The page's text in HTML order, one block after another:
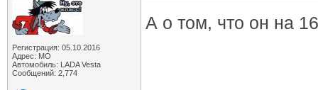
Регистрация: 05.10.2016
Адрес: МО
Автомобиль: LADA Vesta
Сообщений: 2,774
А о том, что он на